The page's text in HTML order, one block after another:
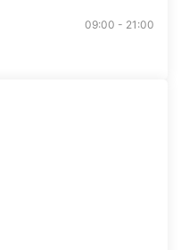
09:00 - 21:00